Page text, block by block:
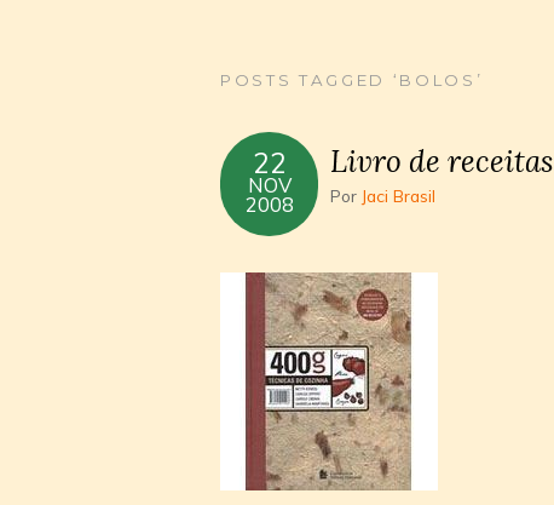
POSTS TAGGED ‘BOLOS’
22
NOV
2008
Livro de receitas
Por Jaci Brasil